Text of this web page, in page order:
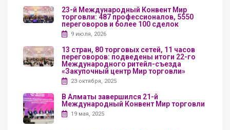
23-й Международный Конвент Мир
торговли: 487 профессионалов, 5550
переговоров и более 100 сделок
9 июля, 2026
13 стран, 80 торговых сетей, 11 часов
переговоров: подведены итоги 22-го
Международного ритейл-съезда
«Закупочный центр Мир торговли»
23 октября, 2025
В Алматы завершился 21-й
Международный Конвент Мир торговли
19 мая, 2025